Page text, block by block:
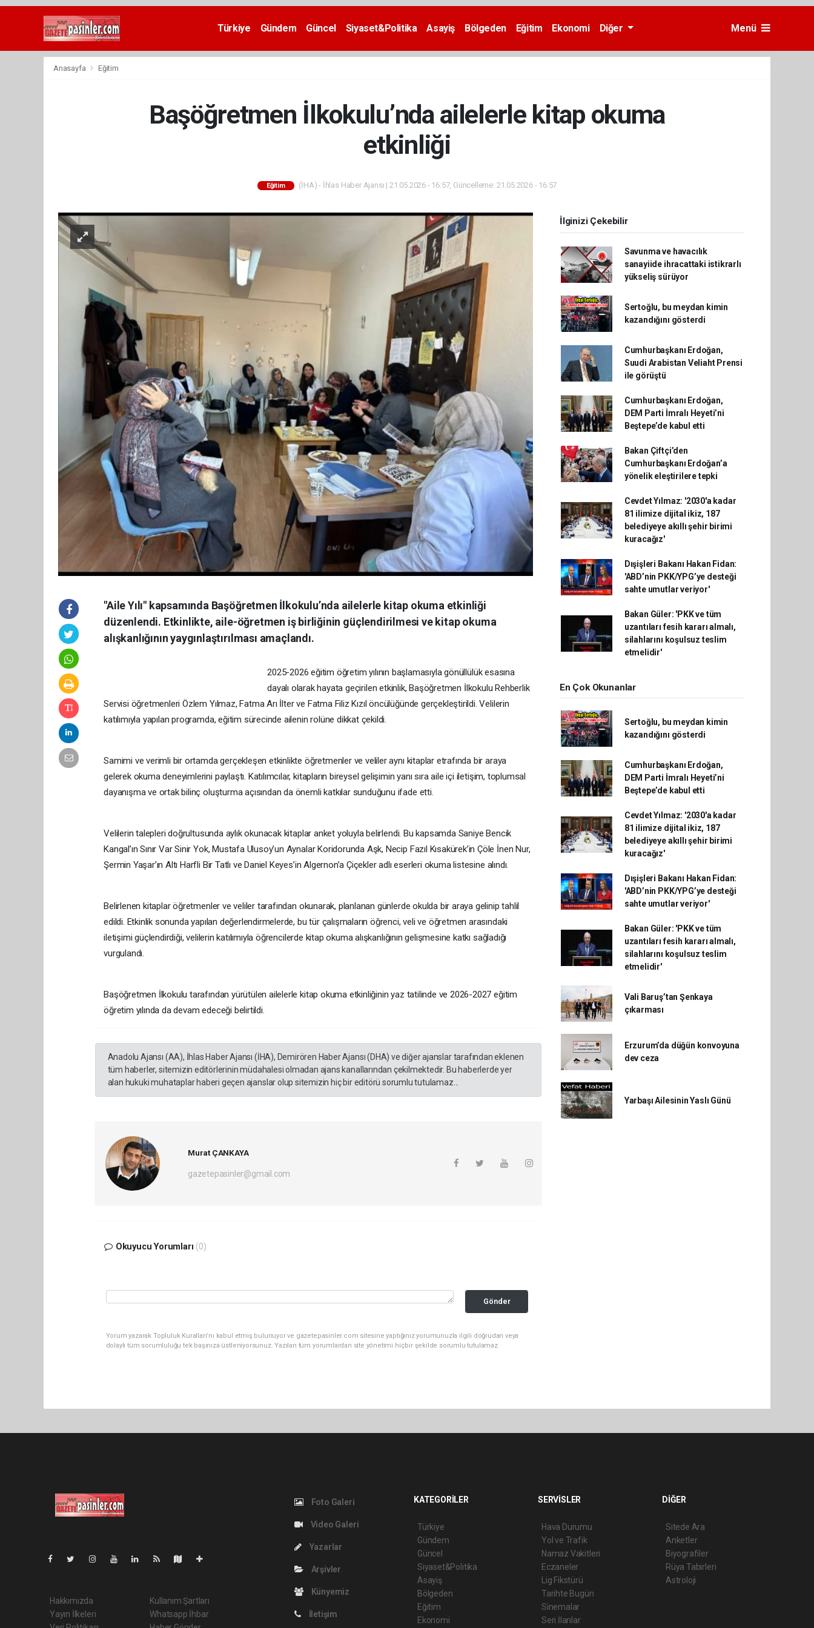
Deneme
Türkiye Gündem Güncel Siyaset&Politika Asayiş Bölgeden Eğitim Ekonomi Diğer Menü
Anasayfa Eğitim
Başöğretmen İlkokulu’nda ailelerle kitap okuma
etkinliği
Eğitim (İHA) - İhlas Haber Ajansı | 21.05.2026 - 16:57, Güncelleme: 21.05.2026 - 16:57
"Aile Yılı" kapsamında Başöğretmen İlkokulu’nda ailelerle kitap okuma etkinliği
düzenlendi. Etkinlikte, aile-öğretmen iş birliğinin güçlendirilmesi ve kitap okuma
alışkanlığının yaygınlaştırılması amaçlandı.
2025-2026 eğitim öğretim yılının başlamasıyla gönüllülük esasına
dayalı olarak hayata geçirilen etkinlik, Başöğretmen İlkokulu Rehberlik
Servisi öğretmenleri Özlem Yılmaz, Fatma Arı İlter ve Fatma Filiz Kızıl öncülüğünde gerçekleştirildi. Velilerin
katılımıyla yapılan programda, eğitim sürecinde ailenin rolüne dikkat çekildi.
Samimi ve verimli bir ortamda gerçekleşen etkinlikte öğretmenler ve veliler aynı kitaplar etrafında bir araya
gelerek okuma deneyimlerini paylaştı. Katılımcılar, kitapların bireysel gelişimin yanı sıra aile içi iletişim, toplumsal
dayanışma ve ortak bilinç oluşturma açısından da önemli katkılar sunduğunu ifade etti.
Velilerin talepleri doğrultusunda aylık okunacak kitaplar anket yoluyla belirlendi. Bu kapsamda Saniye Bencik
Kangal’ın Sınır Var Sinir Yok, Mustafa Ulusoy’un Aynalar Koridorunda Aşk, Necip Fazıl Kısakürek’in Çöle İnen Nur,
Şermin Yaşar’ın Altı Harfli Bir Tatlı ve Daniel Keyes’in Algernon’a Çiçekler adlı eserleri okuma listesine alındı.
Belirlenen kitaplar öğretmenler ve veliler tarafından okunarak, planlanan günlerde okulda bir araya gelinip tahlil
edildi. Etkinlik sonunda yapılan değerlendirmelerde, bu tür çalışmaların öğrenci, veli ve öğretmen arasındaki
iletişimi güçlendirdiği, velilerin katılımıyla öğrencilerde kitap okuma alışkanlığının gelişmesine katkı sağladığı
vurgulandı.
Başöğretmen İlkokulu tarafından yürütülen ailelerle kitap okuma etkinliğinin yaz tatilinde ve 2026-2027 eğitim
öğretim yılında da devam edeceği belirtildi.
Anadolu Ajansı (AA), İhlas Haber Ajansı (İHA), Demirören Haber Ajansı (DHA) ve diğer ajanslar tarafından eklenen
tüm haberler, sitemizin editörlerinin müdahalesi olmadan ajans kanallarından çekilmektedir. Bu haberlerde yer
alan hukuki muhataplar haberi geçen ajanslar olup sitemizin hiç bir editörü sorumlu tutulamaz...
Murat ÇANKAYA
gazetepasinler@gmail.com
Okuyucu Yorumları (0)
Gönder
Yorum yazarak Topluluk Kuralları’nı kabul etmiş bulunuyor ve gazetepasinler.com sitesine yaptığınız yorumunuzla ilgili doğrudan veya
dolaylı tüm sorumluluğu tek başınıza üstleniyorsunuz. Yazılan tüm yorumlardan site yönetimi hiçbir şekilde sorumlu tutulamaz.
İlginizi Çekebilir
Savunma ve havacılık
sanayiide ihracattaki istikrarlı
yükseliş sürüyor
Sertoğlu, bu meydan kimin
kazandığını gösterdi
Cumhurbaşkanı Erdoğan,
Suudi Arabistan Veliaht Prensi
ile görüştü
Cumhurbaşkanı Erdoğan,
DEM Parti İmralı Heyeti’ni
Beştepe’de kabul etti
Bakan Çiftçi’den
Cumhurbaşkanı Erdoğan’a
yönelik eleştirilere tepki
Cevdet Yılmaz: '2030'a kadar
81 ilimize dijital ikiz, 187
belediyeye akıllı şehir birimi
kuracağız'
Dışişleri Bakanı Hakan Fidan:
'ABD’nin PKK/YPG’ye desteği
sahte umutlar veriyor'
Bakan Güler: 'PKK ve tüm
uzantıları fesih kararı almalı,
silahlarını koşulsuz teslim
etmelidir'
En Çok Okunanlar
Sertoğlu, bu meydan kimin
kazandığını gösterdi
Cumhurbaşkanı Erdoğan,
DEM Parti İmralı Heyeti’ni
Beştepe’de kabul etti
Cevdet Yılmaz: '2030'a kadar
81 ilimize dijital ikiz, 187
belediyeye akıllı şehir birimi
kuracağız'
Dışişleri Bakanı Hakan Fidan:
'ABD’nin PKK/YPG’ye desteği
sahte umutlar veriyor'
Bakan Güler: 'PKK ve tüm
uzantıları fesih kararı almalı,
silahlarını koşulsuz teslim
etmelidir'
Vali Baruş’tan Şenkaya
çıkarması
Erzurum’da düğün konvoyuna
dev ceza
Yarbaşı Ailesinin Yaslı Günü
Hakkımızda
Yayın İlkeleri
Kullanım Şartları
Whatsapp İhbar
Foto Galeri
Video Galeri
Yazarlar
Arşivler
Künyemiz
İletişim
KATEGORİLER
Türkiye
Gündem
Güncel
Siyaset&Politika
Asayiş
Bölgeden
Eğitim
Ekonomi
SERVİSLER
Hava Durumu
Yol ve Trafik
Namaz Vakitleri
Eczaneler
Lig Fikstürü
Tarihte Bugün
Sinemalar
Seri İlanlar
DİĞER
Sitede Ara
Anketler
Biyografiler
Rüya Tabirleri
Astroloji